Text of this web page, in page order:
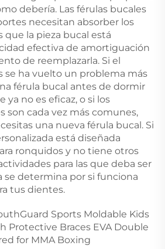
debería. Las férulas bucales
necesitan absorber los
que la pieza bucal está
efectiva de amortiguación
de reemplazarla. Si el
se ha vuelto un problema más
férula bucal antes de dormir
ya no es eficaz, o si los
son cada vez más comunes,
una nueva férula bucal. Si
está diseñada
ronquidos y no tiene otros
para las que deba ser
se determina por si funciona
tus dientes.